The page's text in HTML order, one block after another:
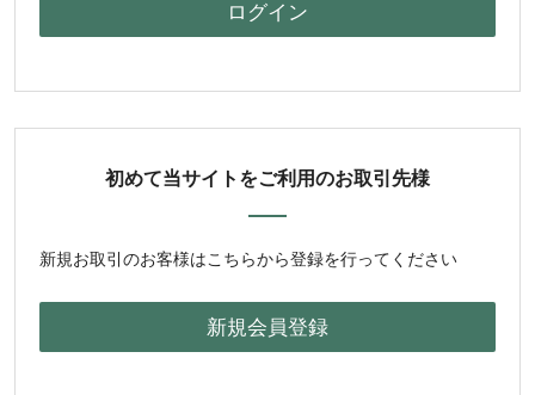
初めて当サイトをご利用のお取引先様
新規お取引のお客様はこちらから登録を行ってください